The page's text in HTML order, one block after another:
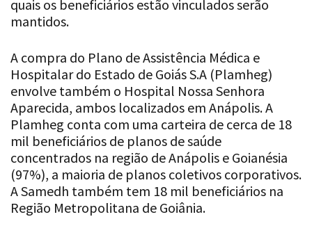
quais os beneficiários estão vinculados serão
mantidos.
A compra do Plano de Assistência Médica e
Hospitalar do Estado de Goiás S.A (Plamheg)
envolve também o Hospital Nossa Senhora
Aparecida, ambos localizados em Anápolis. A
Plamheg conta com uma carteira de cerca de 18
mil beneficiários de planos de saúde
concentrados na região de Anápolis e Goianésia
(97%), a maioria de planos coletivos corporativos.
A Samedh também tem 18 mil beneficiários na
Região Metropolitana de Goiânia.